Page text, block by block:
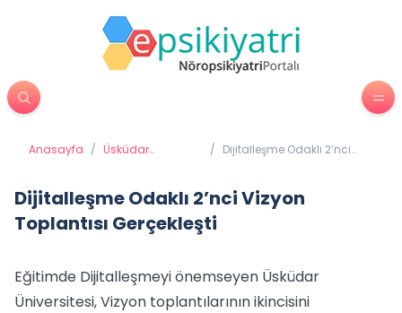
Anasayfa / Üsküdar
/ Dijitalleşme Odaklı 2’nci
Dijitalleşme Odaklı 2’nci Vizyon
Toplantısı Gerçekleşti
Eğitimde Dijitalleşmeyi önemseyen Üsküdar
Üniversitesi, Vizyon toplantılarının ikincisini